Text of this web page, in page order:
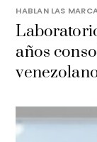
HABLAN LAS
años